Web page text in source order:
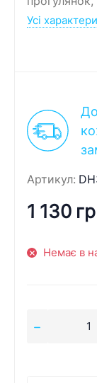
Усі
Артикул:
1 130
Немає в